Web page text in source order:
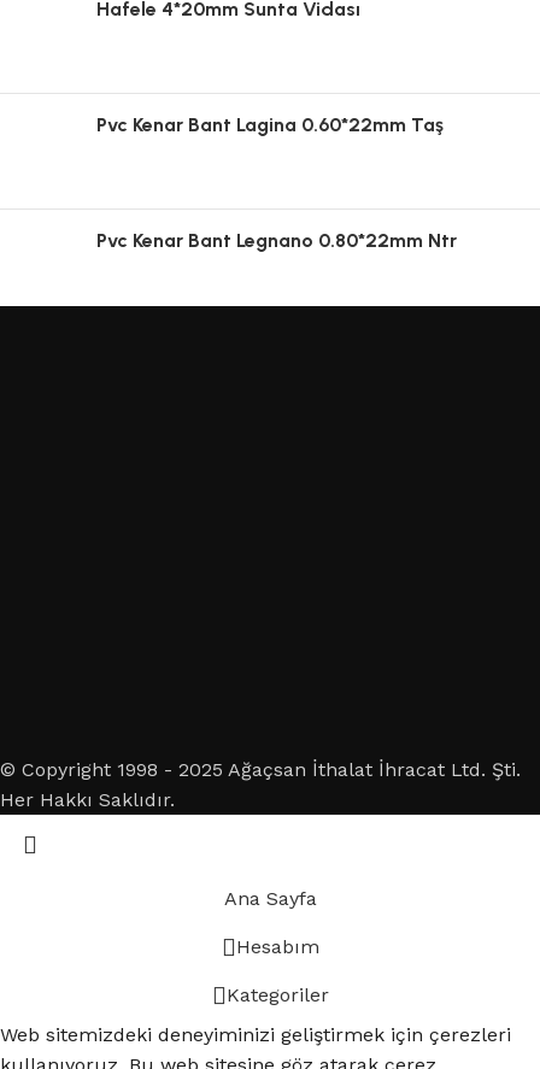
Hafele 4*20mm Sunta Vidası
Pvc Kenar Bant Lagina 0.60*22mm Taş
Pvc Kenar Bant Legnano 0.80*22mm Ntr
© Copyright 1998 - 2025 Ağaçsan İthalat İhracat Ltd. Şti.
Her Hakkı Saklıdır.
Ana Sayfa
Hesabım
Kategoriler
Web sitemizdeki deneyiminizi geliştirmek için çerezleri